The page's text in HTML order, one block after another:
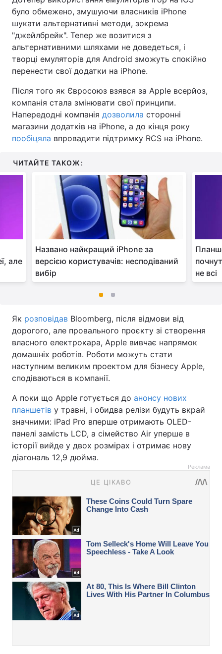
було обмежено, змушуючи власників iPhone
шукати альтернативні методи, зокрема
"джейлбрейк". Тепер же возитися з
альтернативними шляхами не доведеться, і
творці емуляторів для Android зможуть спокійно
перенести свої додатки на iPhone.
Після того як Євросоюз взявся за Apple всерйоз,
компанія стала змінювати свої принципи.
Напередодні компанія дозволила сторонні
магазини додатків на iPhone, а до кінця року
пообіцяла впровадити підтримку RCS на iPhone.
ЧИТАЙТЕ ТАКОЖ:
але
Названо найкращий iPhone за
версією користувачів: несподіваний
вибір
не всі
Як розповідав Bloomberg, після відмови від
дорогого, але провального проєкту зі створення
власного електрокара, Apple вивчає напрямок
домашніх роботів. Роботи можуть стати
наступним великим проектом для бізнесу Apple,
сподіваються в компанії.
А поки що Apple готується до анонсу нових
планшетів у травні, і обидва релізи будуть вкрай
значними: iPad Pro вперше отримають OLED-
панелі замість LCD, а сімейство Air уперше в
історії вийде у двох розмірах і отримає нову
діагональ 12,9 дюйма.
Реклама